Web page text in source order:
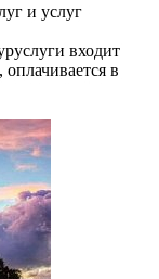
и услуг
входит
в